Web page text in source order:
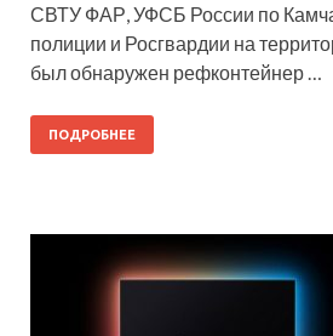
СВТУ ФАР, УФСБ России по
полиции и Росгвардии на
был обнаружен рефконтейнер …
ПОДРОБНЕЕ